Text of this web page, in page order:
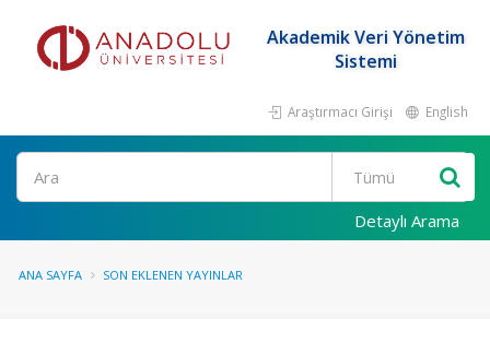
Akademik Veri Yönetim
Sistemi
Araştırmacı Girişi English
Ara
Detaylı Arama
ANA SAYFA SON EKLENEN YAYINLAR